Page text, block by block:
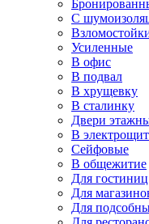
С
Усиленные
В офис
В подвал
В хрущевку
В сталинку
Двери
В
Сейфовые
В общежитие
Для гостиниц
Для
Для